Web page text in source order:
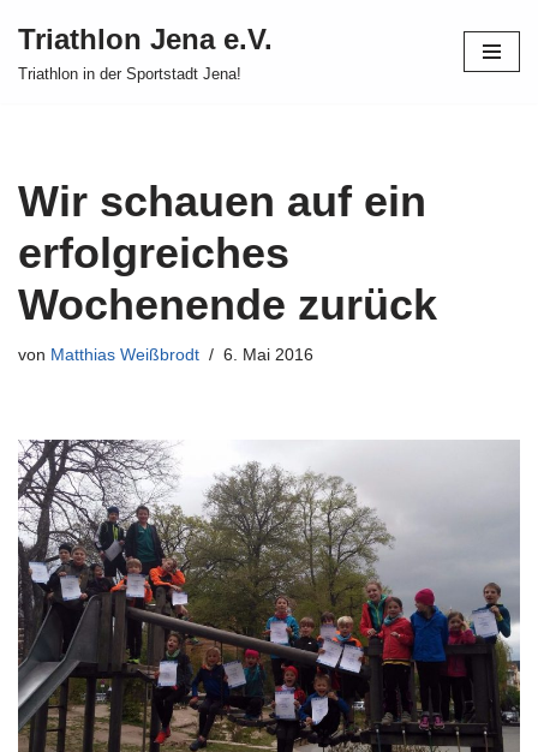
Zum
Triathlon Jena e.V.
Triathlon in der Sportstadt Jena!
Wir schauen auf ein
erfolgreiches
Wochenende zurück
von Matthias Weißbrodt 6. Mai 2016